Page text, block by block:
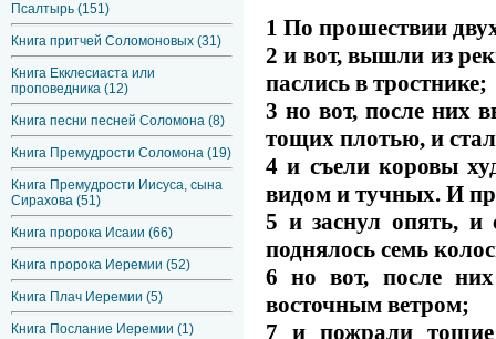
Псалтырь (151)
Книга притчей Соломоновых (31)
Книга Екклесиаста или
проповедника (12)
Книга песни песней Соломона (8)
Книга Премудрости Соломона (19)
Книга Премудрости Иисуса, сына
Сирахова (51)
Книга пророка Исаии (66)
Книга пророка Иеремии (52)
Книга Плач Иеремии (5)
Книга Послание Иеремии (1)
1 По прошествии
2 и вот, вышли из
паслись в тростнике;
3 но вот, после них
тощих плотью, и
4 и съели коровы
видом и тучных. И
5 и заснул опять, и
поднялось семь
6 но вот, после
восточным ветром;
7 и пожрали